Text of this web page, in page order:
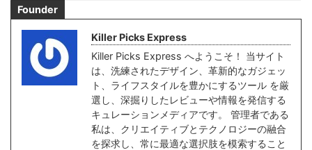
Founder
Killer Picks Express
Killer Picks Express へようこそ！ 当サイト
は、洗練されたデザイン、革新的なガジェッ
ト、ライフスタイルを豊かにするツール を厳
選し、深掘りしたレビューや情報を発信する
キュレーションメディアです。 管理者である
私は、クリエイティブとテクノロジーの融合
を探求し、常に最適な選択肢を模索すること